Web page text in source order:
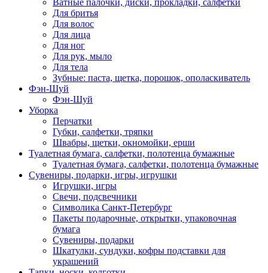
Для бритья
Для волос
Для лица
Для ног
Для рук, мыло
Для тела
Зубные: паста, щетка, порошок, ополаскиватель
Фэн-Шуй
Фэн-Шуй
Уборка
Перчатки
Губки, салфетки, тряпки
Швабры, щетки, окномойки, ерши
Туалетная бумага, салфетки, полотенца бумажные
Туалетная бумага, салфетки, полотенца бумажные
Сувениры, подарки, игры, игрушки
Игрушки, игры
Свечи, подсвечники
Символика Санкт-Петербург
Пакеты подарочные, открытки, упаковочная
бумага
Сувениры, подарки
Шкатулки, сундуки, кофры подставки для
украшений